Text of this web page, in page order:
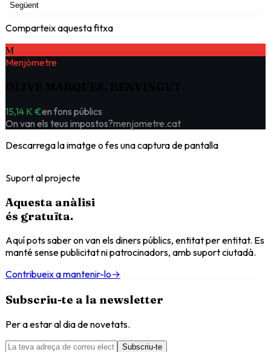
Següent
Comparteix aquesta fitxa
M
Menjòmetre
15,14 K €en fons públics
On van els teus impostos?menjometre.cat
Descarrega la imatge o fes una captura de pantalla
Suport al projecte
Aquesta anàlisi
és gratuïta.
Aquí pots saber on van els diners públics, entitat per entitat. Es
manté sense publicitat ni patrocinadors, amb suport ciutadà.
Contribueix a mantenir-lo→
Subscriu-te a la newsletter
Per a estar al dia de novetats.
Subscriu-te